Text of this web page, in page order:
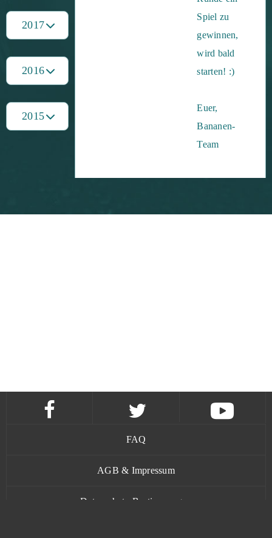
Spiel zu
gewinnen,
wird bald
starten! :)
Euer,
Bananen-
Team
2017
2016
2015
FAQ
AGB & Impressum
Datenschutz-Bestimmungen